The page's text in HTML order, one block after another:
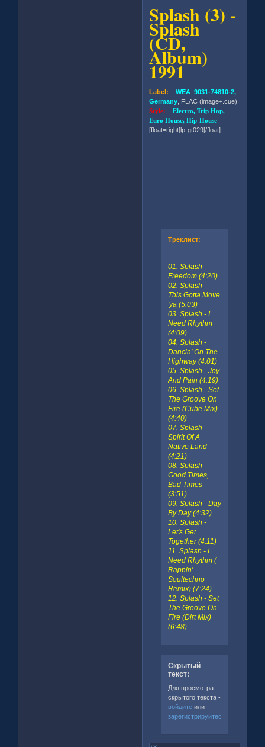
Splash (3) -
Splash
(CD,
Album)
1991
Label: WEA 9031-74810-2,
Germany , FLAC (image+.cue)
Style:Electro, Trip Hop,
Euro House, Hip-House
[float=right]lp-gt029[/float]
Треклист:
01. Splash -
Freedom (4:20)
02. Splash -
This Gotta Move
'ya (5:03)
03. Splash - I
Need Rhythm
(4:09)
04. Splash -
Dancin' On The
Highway (4:01)
05. Splash - Joy
And Pain (4:19)
06. Splash - Set
The Groove On
Fire (Cube Mix)
(4:40)
07. Splash -
Spirit Of A
Native Land
(4:21)
08. Splash -
Good Times,
Bad Times
(3:51)
09. Splash - Day
By Day (4:32)
10. Splash -
Let's Get
Together (4:11)
11. Splash - I
Need Rhythm (
Rappin'
Soultechno
Remix) (7:24)
12. Splash - Set
The Groove On
Fire (Dirt Mix)
(6:48)
Скрытый
текст:
Для просмотра
скрытого текста -
войдитеили
зарегистрируйтесь